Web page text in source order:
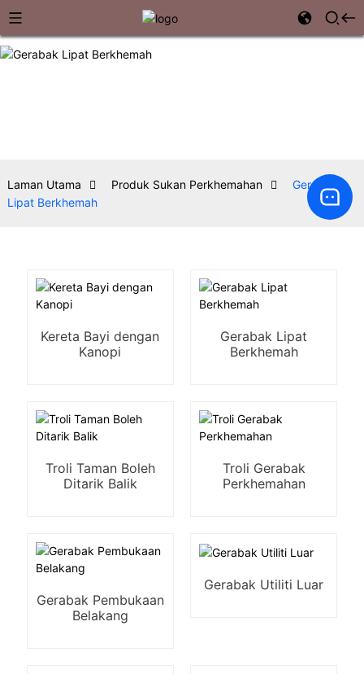
Laman Utama Produk Sukan Perkhemahan
Gerabak
Lipat Berkhemah
Kereta Bayi dengan
Kanopi
Gerabak Lipat
Berkhemah
Troli Taman Boleh
Ditarik Balik
Troli Gerabak
Perkhemahan
Gerabak Pembukaan
Belakang
Gerabak Utiliti Luar